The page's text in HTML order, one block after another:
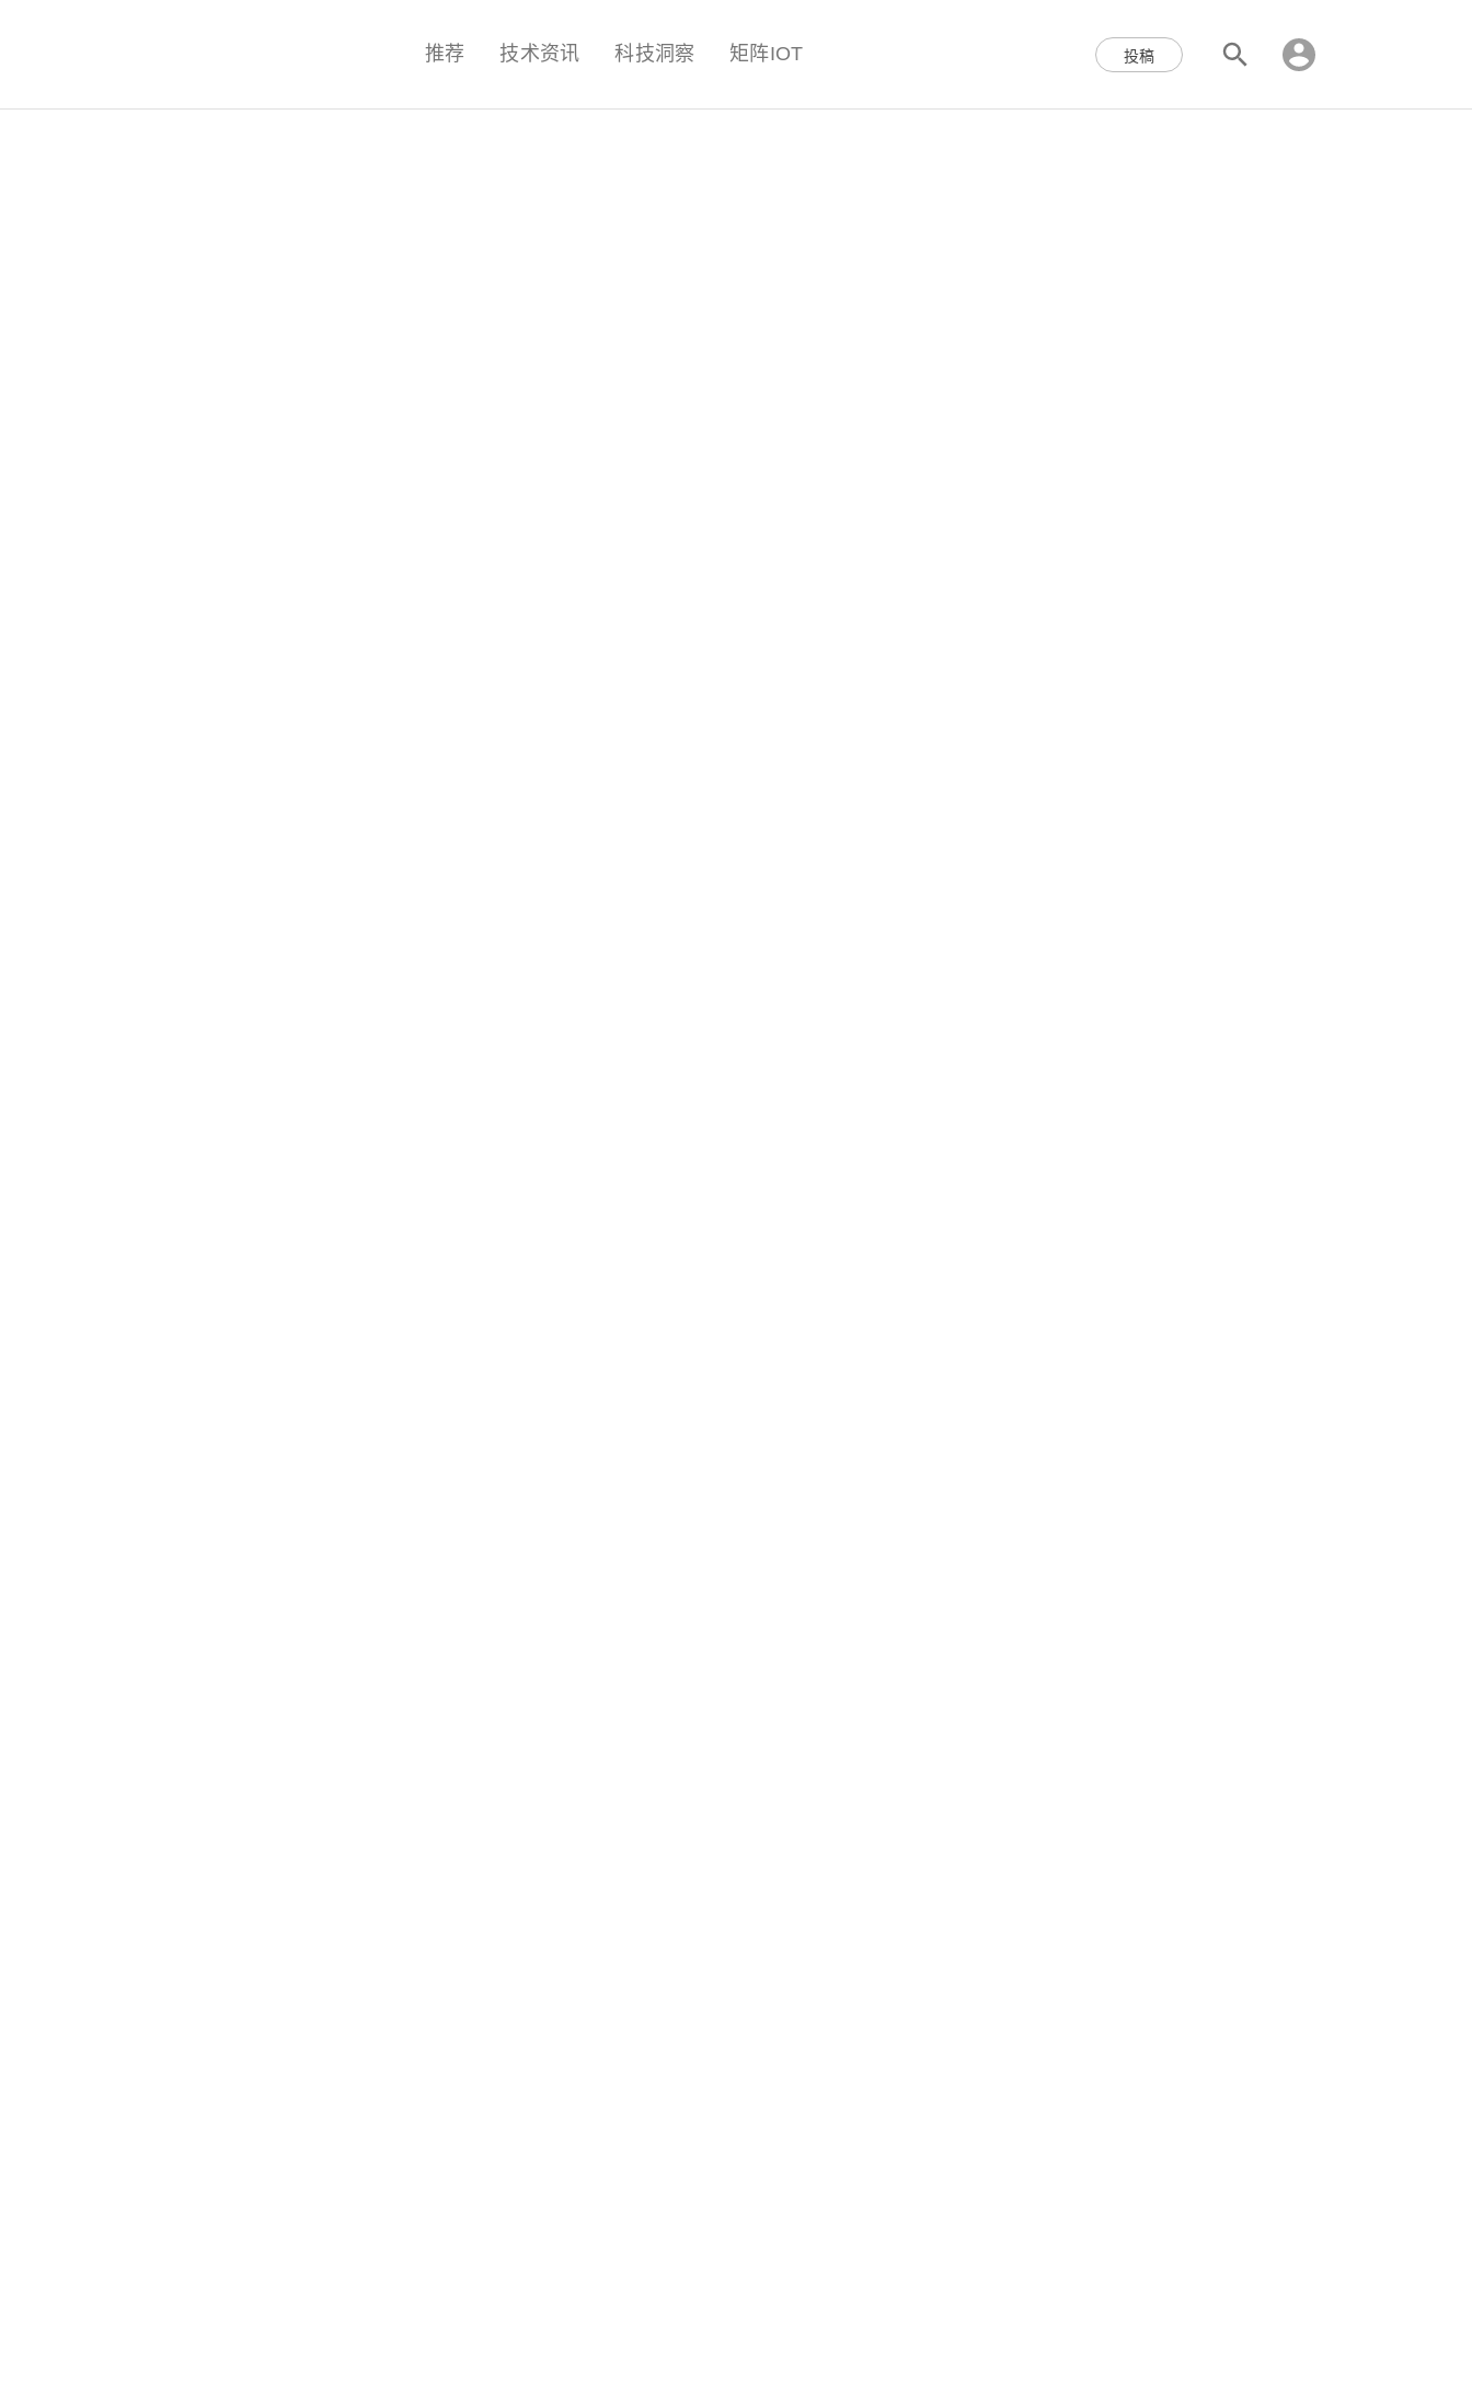
科技互联网,科技,资讯,动态,洞察,量子,计算,AI,人工智能,机器人,区块链,Web3,分布式,操作系
推荐 技术资讯 科技洞察 矩阵IOT 投稿